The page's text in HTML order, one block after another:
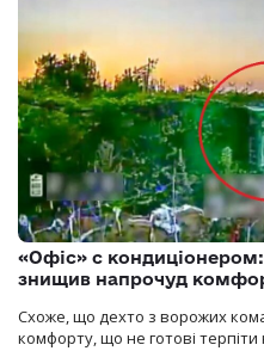
«Офіс» с
знищив напрочуд
Схоже, що дехто з ворожих
комфорту, що не готові терпіти